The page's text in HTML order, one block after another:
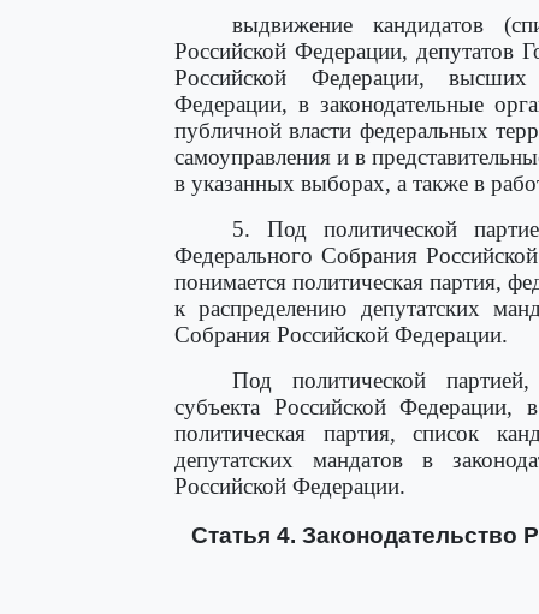
выдвижение кандидатов
Российской Федерации, депутатов
Российской Федерации,
Федерации, в законодательные
публичной власти федеральных
самоуправления и в
в указанных выборах, а также в
5. Под политической
Федерального Собрания
понимается политическая партия,
к распределению депутатских
Собрания Российской Федерации.
Под политической партией,
субъекта Российской Федерации,
политическая партия, список
депутатских мандатов в
Российской Федерации.
Статья 4. Законодательство